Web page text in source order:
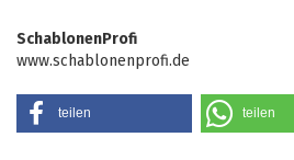
SchablonenProfi
www.schablonenprofi.de
teilen teilen